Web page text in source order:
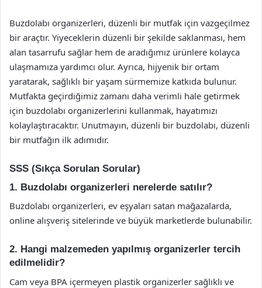
Buzdolabı organizerleri, düzenli bir mutfak için vazgeçilmez
bir araçtır. Yiyeceklerin düzenli bir şekilde saklanması, hem
alan tasarrufu sağlar hem de aradığımız ürünlere kolayca
ulaşmamıza yardımcı olur. Ayrıca, hijyenik bir ortam
yaratarak, sağlıklı bir yaşam sürmemize katkıda bulunur.
Mutfakta geçirdiğimiz zamanı daha verimli hale getirmek
için buzdolabı organizerlerini kullanmak, hayatımızı
kolaylaştıracaktır. Unutmayın, düzenli bir buzdolabı, düzenli
bir mutfağın ilk adımıdır.
SSS (Sıkça Sorulan Sorular)
1. Buzdolabı organizerleri nerelerde satılır?
Buzdolabı organizerleri, ev eşyaları satan mağazalarda,
online alışveriş sitelerinde ve büyük marketlerde bulunabilir.
2. Hangi malzemeden yapılmış organizerler tercih
edilmelidir?
Cam veya BPA içermeyen plastik organizerler sağlıklı ve